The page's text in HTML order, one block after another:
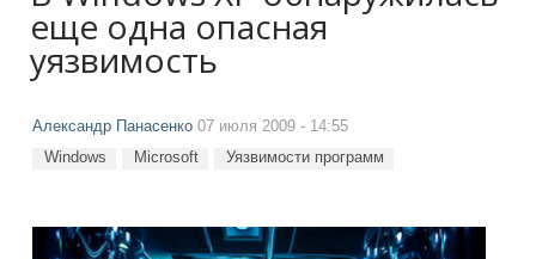
еще одна опасная
уязвимость
Александр Панасенко 07 июля 2009 - 14:55
Windows Microsoft Уязвимости программ